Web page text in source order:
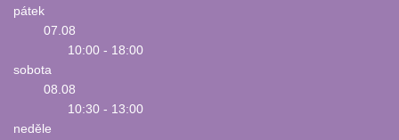
pátek
07.08
10:00 - 18:00
sobota
08.08
10:30 - 13:00
neděle